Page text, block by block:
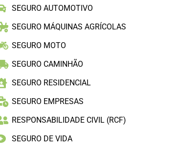
SEGURO AUTOMOTIVO
SEGURO MÁQUINAS AGRÍCOLAS
SEGURO MOTO
SEGURO CAMINHÃO
SEGURO RESIDENCIAL
SEGURO EMPRESAS
RESPONSABILIDADE CIVIL (RCF)
SEGURO DE VIDA